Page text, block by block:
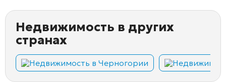
Недвижимость в других
странах
Недвижимость в Черногории